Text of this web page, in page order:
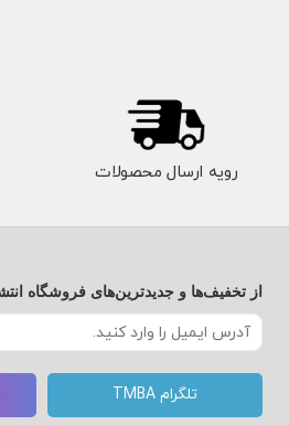
رویه ارسال محصولات
از تخفیف‌ها و جدیدترین‌های فروشگاه
تلگرام TMBA